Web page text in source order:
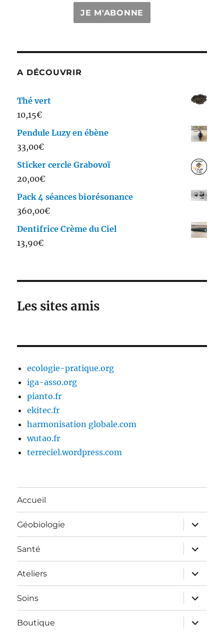
JE M'ABONNE
A DÉCOUVRIR
Thé vert
10,15€
Pendule Luzy en ébène
33,00€
Sticker cercle Grabovoï
20,00€
Pack 4 séances biorésonance
360,00€
Dentifrice Crème du Ciel
13,90€
Les sites amis
ecologie-pratique.org
iga-asso.org
pianto.fr
ekitec.fr
harmonisation globale.com
wutao.fr
terreciel.wordpress.com
Accueil
Géobiologie
ouvrir
le
sous-
menu
Santé
ouvrir
le
sous-
menu
Ateliers
ouvrir
le
sous-
menu
Soins
ouvrir
le
sous-
menu
Boutique
ouvrir
le